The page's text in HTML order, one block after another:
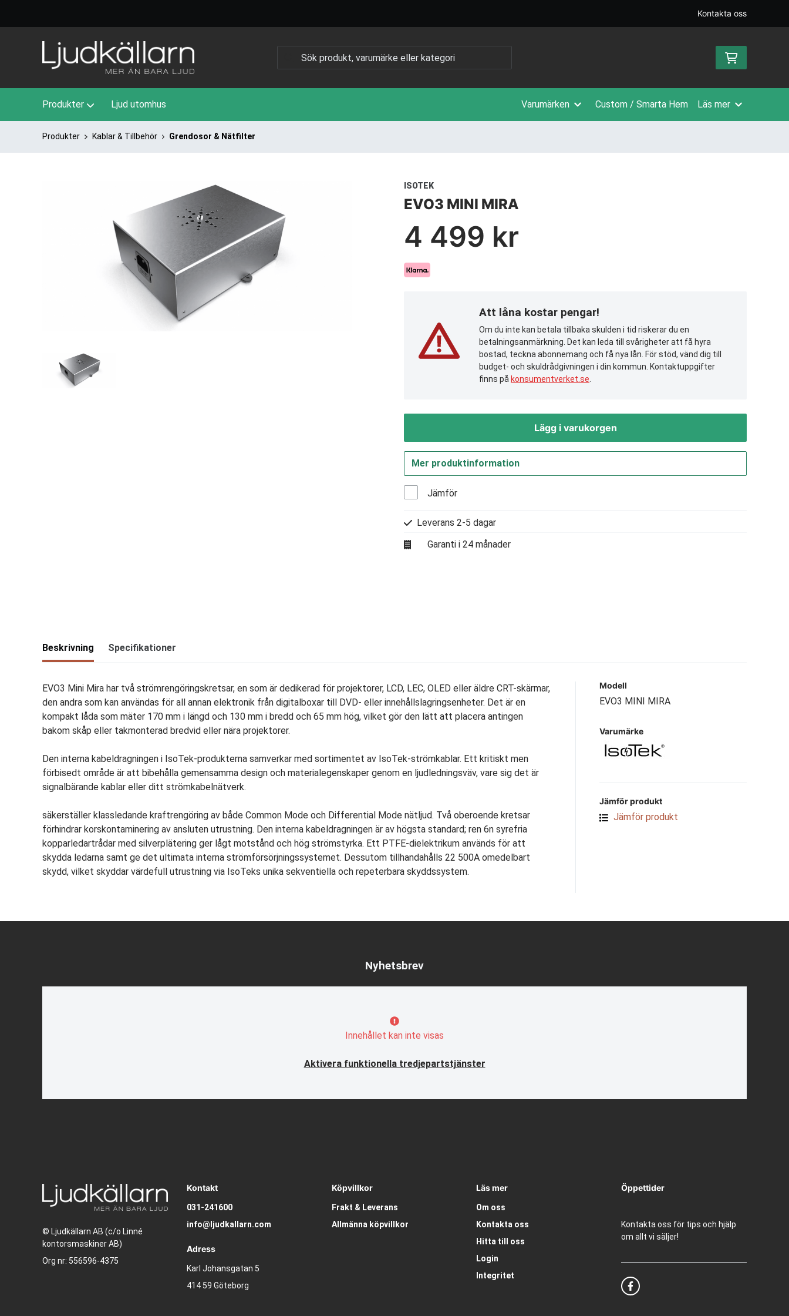
Kontakta oss
Produkter Ljud utomhus Varumärken Custom / Smarta Hem Läs mer
Produkter Kablar & Tillbehör Grendosor & Nätfilter
ISOTEK
EVO3 MINI MIRA
4 499 kr
Att låna kostar pengar!
Om du inte kan betala tillbaka skulden i tid riskerar du en
betalningsanmärkning. Det kan leda till svårigheter att få hyra
bostad, teckna abonnemang och få nya lån. För stöd, vänd dig till
budget- och skuldrådgivningen i din kommun. Kontaktuppgifter
finns på konsumentverket.se
Lägg i varukorgen
Mer produktinformation
Jämför
Leverans 2-5 dagar
Garanti i 24 månader
Beskrivning Specifikationer
EVO3 Mini Mira har två strömrengöringskretsar, en som är dedikerad för projektorer, LCD, LEC, OLED eller äldre CRT-skärmar,
den andra som kan användas för all annan elektronik från digitalboxar till DVD- eller innehållslagringsenheter. Det är en
kompakt låda som mäter 170 mm i längd och 130 mm i bredd och 65 mm hög, vilket gör den lätt att placera antingen
bakom skåp eller takmonterad bredvid eller nära projektorer.
Den interna kabeldragningen i IsoTek-produkterna samverkar med sortimentet av IsoTek-strömkablar. Ett kritiskt men
förbisedt område är att bibehålla gemensamma design och materialegenskaper genom en ljudledningsväv, vare sig det är
signalbärande kablar eller ditt strömkabelnätverk.
säkerställer klassledande kraftrengöring av både Common Mode och Differential Mode nätljud. Två oberoende kretsar
förhindrar korskontaminering av ansluten utrustning. Den interna kabeldragningen är av högsta standard; ren 6n syrefria
kopparledartrådar med silverplätering ger lågt motstånd och hög strömstyrka. Ett PTFE-dielektrikum används för att
skydda ledarna samt ge det ultimata interna strömförsörjningssystemet. Dessutom tillhandahålls 22 500A omedelbart
skydd, vilket skyddar värdefull utrustning via IsoTeks unika sekventiella och repeterbara skyddssystem.
Modell
EVO3 MINI MIRA
Varumärke
Jämför produkt
Jämför produkt
Nyhetsbrev
Innehållet kan inte visas
Aktivera funktionella tredjepartstjänster
© Ljudkällarn AB (c/o Linné
kontorsmaskiner AB)
Org nr: 556596-4375
Kontakt
031-241600
info@ljudkallarn.com
Adress
Karl Johansgatan 5
414 59 Göteborg
Köpvillkor
Frakt & Leverans
Allmänna köpvillkor
Läs mer
Om oss
Kontakta oss
Hitta till oss
Login
Integritet
Öppettider
Kontakta oss för tips och hjälp
om allt vi säljer!